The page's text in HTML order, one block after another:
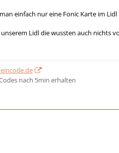
einfach nur eine Fonic Karte im
Lidl die wussten auch nichts
nach 5min erhalten